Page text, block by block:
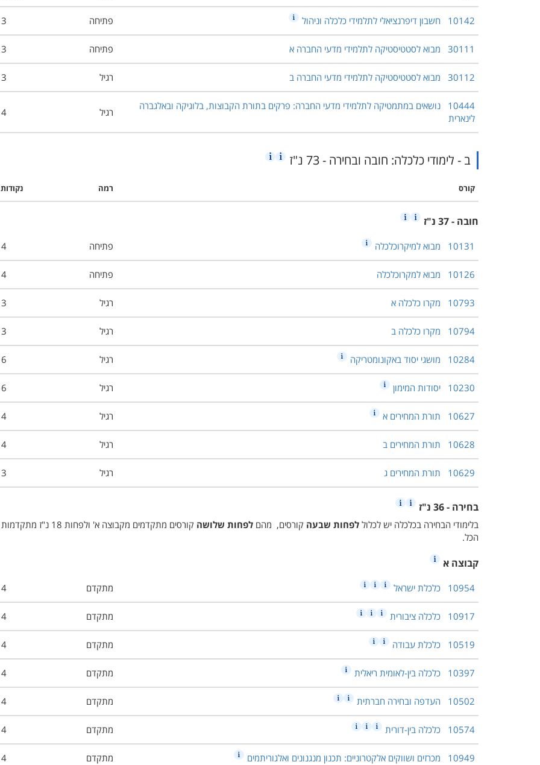
10142 חשבון דיפרנציאלי לתלמידי כלכלה וניהול פתיחה 3
30111 מבוא לסטטיסטיקה לתלמידי מדעי החברה א פתיחה 3
30112 מבוא לסטטיסטיקה לתלמידי מדעי החברה ב רגיל 3
10444 נושאים במתמטיקה לתלמידי מדעי החברה: פרקים בתורת הקבוצות, בלוגיקה ובאלגברה
לינארית
רגיל 4
ב - לימודי כלכלה: חובה ובחירה - 73 נ"ז
קורס רמה
חובה - 37 נ"ז
10131 מבוא למיקרוכלכלה פתיחה 4
10126 מבוא למקרוכלכלה פתיחה 4
10793 מקרו כלכלה א רגיל 3
10794 מקרו כלכלה ב רגיל 3
10284 מושגי יסוד באקונומטריקה רגיל 6
10230 יסודות המימון רגיל 6
10627 תורת המחירים א רגיל 4
10628 תורת המחירים ב רגיל 4
10629 תורת המחירים ג רגיל 3
בחירה - 36 נ"ז
בלימודי הבחירה בכלכלה יש לכלול לפחות שבעה קורסים, מהם לפחות שלושה
קורסים מתקדמים מקבוצה א' ולפחות 18
הכל.
קבוצה א
10954 כלכלת ישראל מתקדם 4
10917 כלכלה ציבורית מתקדם 4
10519 כלכלת עבודה מתקדם 4
10397 כלכלה בין-לאומית ריאלית מתקדם 4
10502 העדפה ובחירה חברתית מתקדם 4
10574 כלכלה בין-דורית מתקדם 4
10949 מכרזים ושווקים אלקטרוניים: תכנון מנגנונים ואלגוריתמים מתקדם 4